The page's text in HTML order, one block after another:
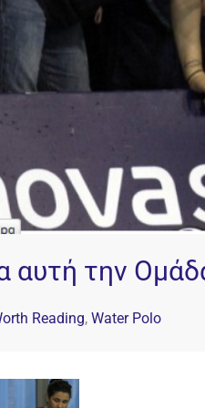
αυτή την
Reading, Water Polo